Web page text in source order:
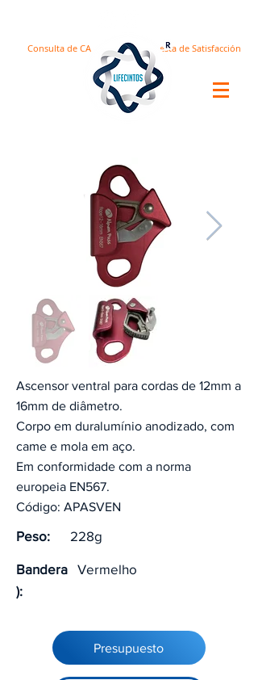
Encuesta de Satisfacción
Consulta de CA
Ascensor ventral para cordas de 12mm a
16mm de diâmetro.
Corpo em duralumínio anodizado, com
came e mola em aço.
Em conformidade com a norma
europeia EN567.
Código: APASVEN
Peso: 228g
Bandera
):
Vermelho
Presupuesto